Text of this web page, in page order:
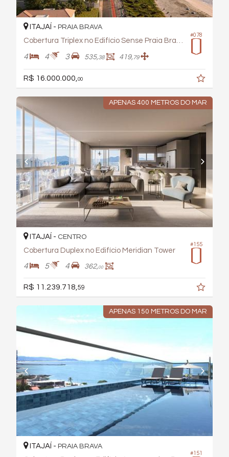
#078
ITAJAÍ - PRAIA BRAVA
Cobertura Triplex no Edifício Sense Praia Brava
4 4 3 535,38 419,79
R$ 16.000.000, 00
APENAS 400 METROS DO MAR
#155
ITAJAÍ - CENTRO
Cobertura Duplex no Edifício Meridian Tower
4 5 4 362,00
R$ 11.239.718, 59
APENAS 150 METROS DO MAR
#151
ITAJAÍ - PRAIA BRAVA